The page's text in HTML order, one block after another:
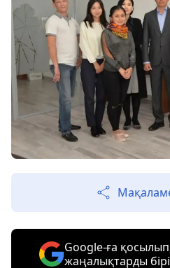
Google-ға
жаңалықтарды